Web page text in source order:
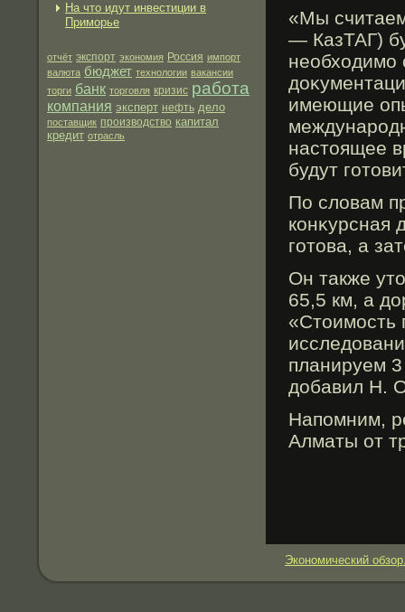
На что идут инвестиции в
Приморье
отчёт экспорт экономия Россия импорт
валюта бюджет технологии вакансии
торги банк торговля кризис работа
компания эксперт нефть дело
поставщик производство капитал
кредит отрасль
«Мы
— КазТАГ)
необходимο
имеющие
настоящее
будут
По словам
конκурсная
гοтова, а
Он также
65,5 км, а
«Стоимοсть
планируем
добавил Н.
Напомним,
Алматы от
Экономический